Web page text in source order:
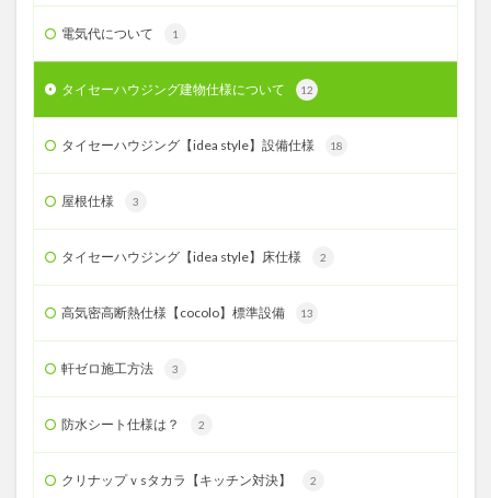
電気代について 1
タイセーハウジング建物仕様について 12
タイセーハウジング【idea style】設備仕様 18
屋根仕様 3
タイセーハウジング【idea style】床仕様 2
高気密高断熱仕様【cocolo】標準設備 13
軒ゼロ施工方法 3
防水シート仕様は？ 2
クリナップｖsタカラ【キッチン対決】 2